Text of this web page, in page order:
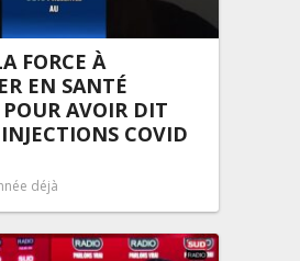
FORCE À
EN SANTÉ
AVOIR DIT
COVID
déjà